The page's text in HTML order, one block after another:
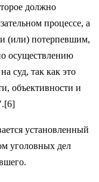
должно
процессе, а
(или) потерпевшим,
осуществлению
суд, так как это
объективности и
установленный
уголовных дел